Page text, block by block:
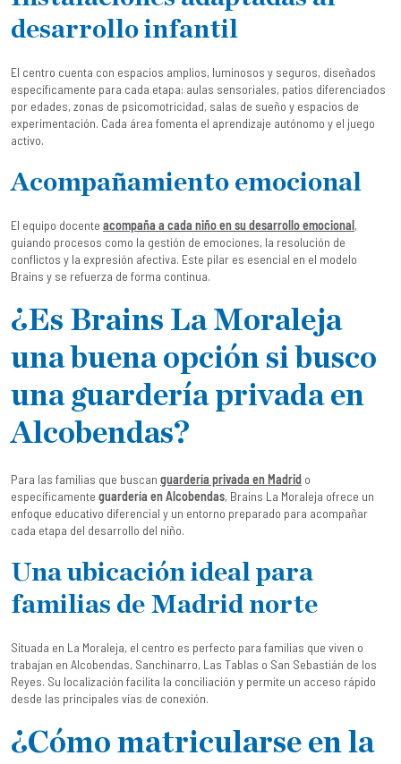
desarrollo infantil
El centro cuenta con espacios amplios, luminosos y seguros, diseñados
específicamente para cada etapa: aulas sensoriales, patios diferenciados
por edades, zonas de psicomotricidad, salas de sueño y espacios de
experimentación. Cada área fomenta el aprendizaje autónomo y el juego
activo.
Acompañamiento emocional
El equipo docente acompaña a cada niño en su desarrollo emocional,
guiando procesos como la gestión de emociones, la resolución de
conflictos y la expresión afectiva. Este pilar es esencial en el modelo
Brains y se refuerza de forma continua.
¿Es Brains La Moraleja
una buena opción si busco
una guardería privada en
Alcobendas?
Para las familias que buscan guardería privada en Madrid o
específicamente guardería en Alcobendas, Brains La Moraleja ofrece un
enfoque educativo diferencial y un entorno preparado para acompañar
cada etapa del desarrollo del niño.
Una ubicación ideal para
familias de Madrid norte
Situada en La Moraleja, el centro es perfecto para familias que viven o
trabajan en Alcobendas, Sanchinarro, Las Tablas o San Sebastián de los
Reyes. Su localización facilita la conciliación y permite un acceso rápido
desde las principales vías de conexión.
¿Cómo matricularse en la